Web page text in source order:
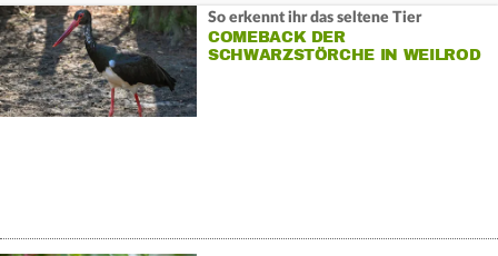
So erkennt ihr das seltene Tier
COMEBACK DER
SCHWARZSTÖRCHE IN WEILROD